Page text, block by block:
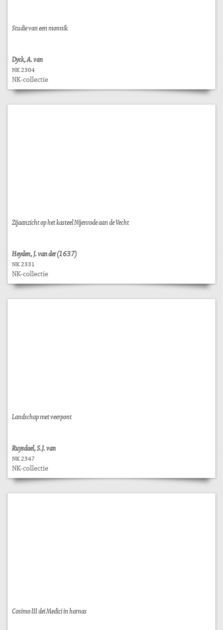
Studie van een monnik
Dyck, A. van
NK 2304
NK-collectie
Zijaanzicht op het kasteel Nijenrode aan de Vecht
Heyden, J. van der (1637)
NK 2331
NK-collectie
Landschap met veerpont
Ruysdael, S.J. van
NK 2347
NK-collectie
Cosimo III dei Medici in harnas